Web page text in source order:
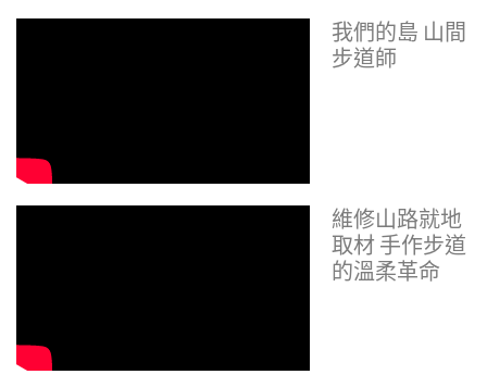
我們的島 山間
步道師
維修山路就地
取材 手作步道
的溫柔革命